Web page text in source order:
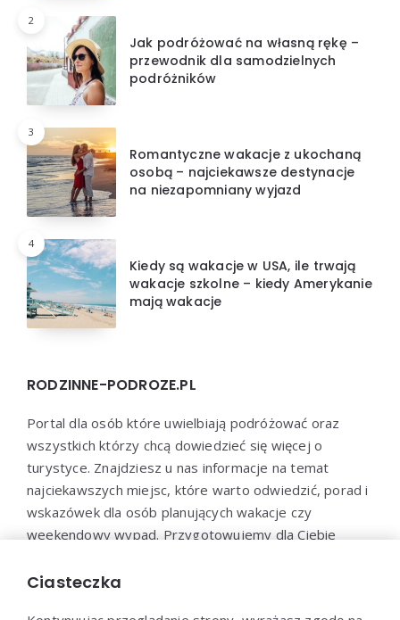
2
Jak podróżować na własną rękę –
przewodnik dla samodzielnych
podróżników
3
Romantyczne wakacje z ukochaną
osobą – najciekawsze destynacje
na niezapomniany wyjazd
4
Kiedy są wakacje w USA, ile trwają
wakacje szkolne – kiedy Amerykanie
mają wakacje
RODZINNE-PODROZE.PL
Portal dla osób które uwielbiają podróżować oraz
wszystkich którzy chcą dowiedzieć się więcej o
turystyce. Znajdziesz u nas informacje na temat
najciekawszych miejsc, które warto odwiedzić, porad i
wskazówek dla osób planujących wakacje czy
weekendowy wypad. Przygotowujemy dla Ciebie
miejsc noclegowych, restauracji i innych atrakcji
Ciasteczka